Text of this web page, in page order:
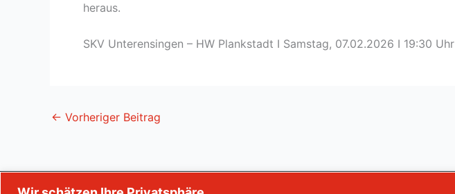
heraus.
SKV Unterensingen – HW Plankstadt I Samstag, 07.02.2026 I 19:30 Uhr
← Vorheriger Beitrag